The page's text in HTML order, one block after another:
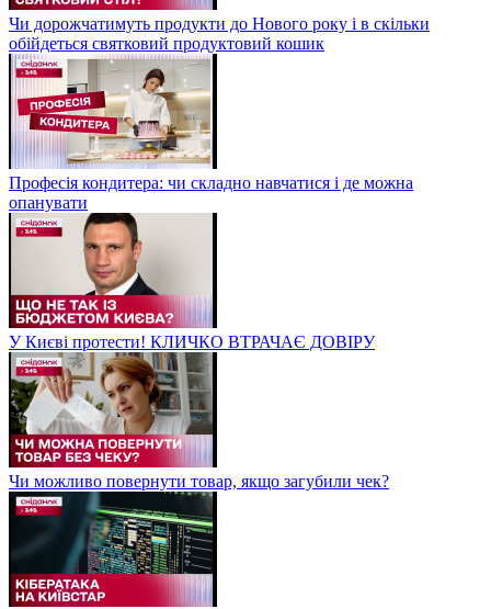
Чи дорожчатимуть продукти до Нового року і в скільки
обійдеться святковий продуктовий кошик
Професія кондитера: чи складно навчатися і де можна
опанувати
У Києві протести! КЛИЧКО ВТРАЧАЄ ДОВІРУ
Чи можливо повернути товар, якщо загубили чек?